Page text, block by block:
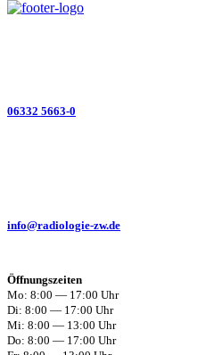
06332 5663-0
info@radiologie-zw.de
Öff­nungszeit­en
Mo: 8:00 — 17:00 Uhr
Di: 8:00 — 17:00 Uhr
Mi: 8:00 — 13:00 Uhr
Do: 8:00 — 17:00 Uhr